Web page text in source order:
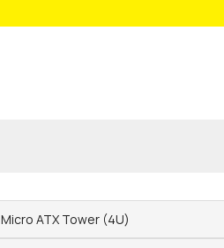
Micro ATX Tower (4U)